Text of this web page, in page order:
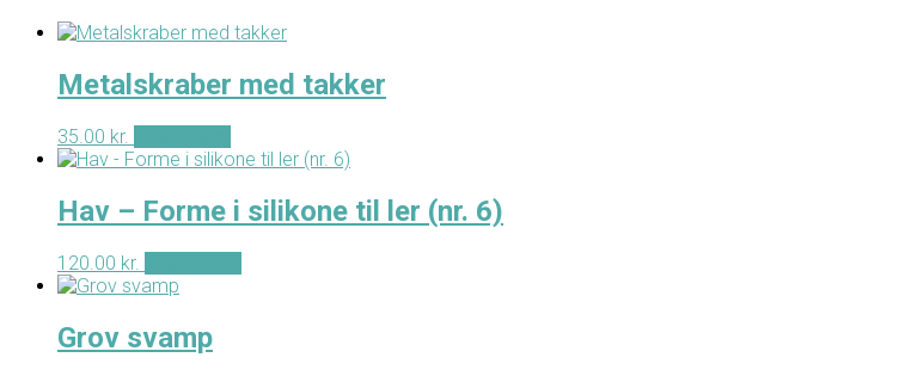
Metalskraber med takker
35.00 kr.
Hav – Forme i silikone til ler (nr. 6)
120.00 kr.
Grov svamp